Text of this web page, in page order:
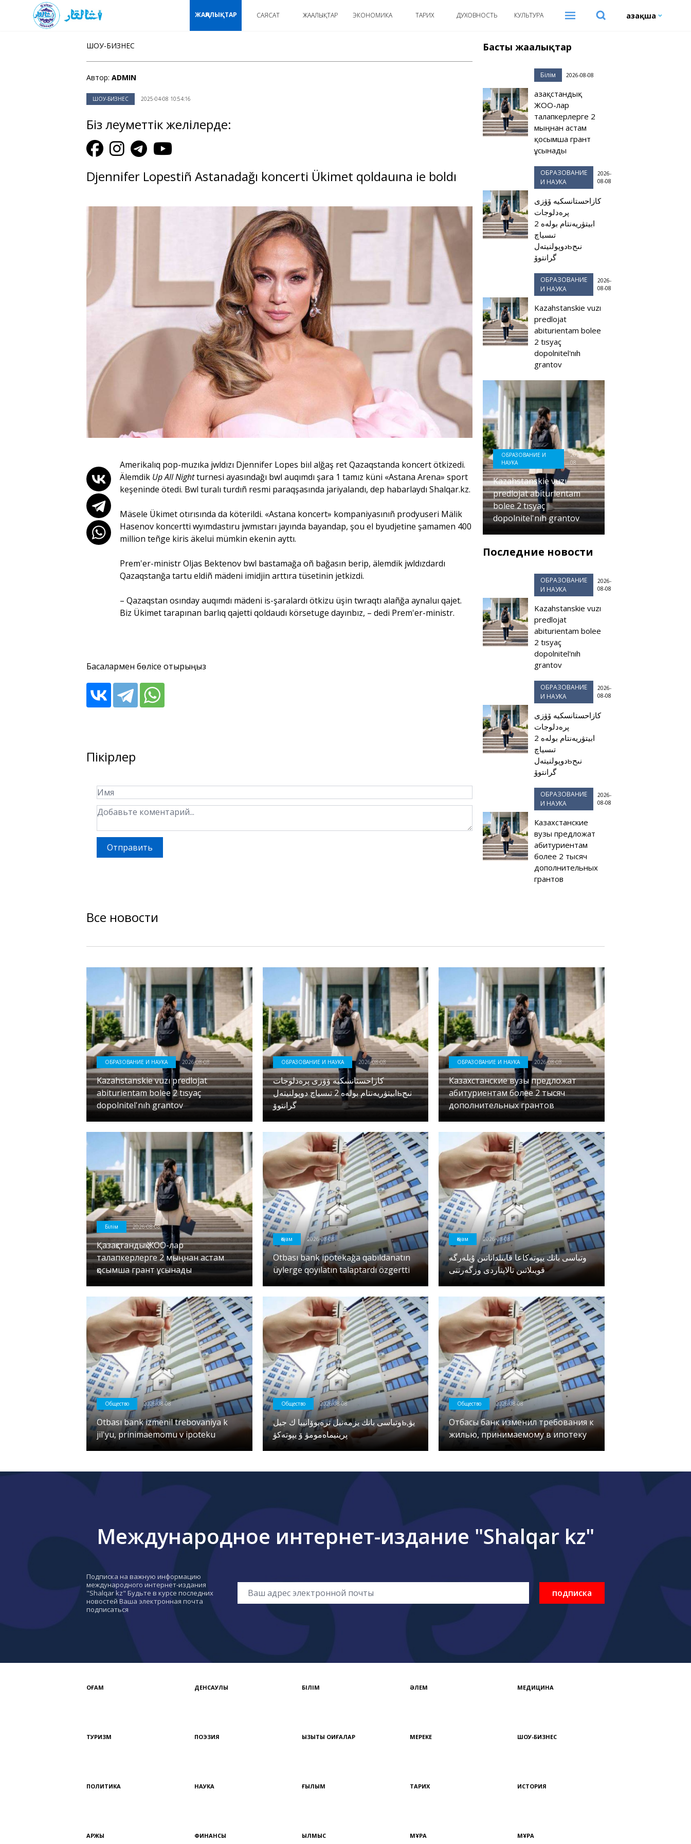
ЖАҢАЛЫҚТАР САЯСАТ ЖАҢАЛЫҚТАР ЭКОНОМИКА ТАРИХ ДУХОВНОСТЬ КУЛЬТУРА Қазақша
ШОУ-БИЗНЕС
Автор: ADMIN
ШОУ-БИЗНЕС 2025-04-08 10:54:16
Біз әлеуметтік желілерде:
Djennifer Lopestiñ Astanadağı koncerti Ükimet qoldauına ie boldı
Amerikalıq pop-muzıka jwldızı Djennifer Lopes biıl alğaş ret Qazaqstanda koncert ötkizedi.
Älemdik Up All Nightturnesi ayasındağı bwl auqımdı şara 1 tamız küni «Astana Arena» sport
keşeninde ötedi. Bwl turalı turdıñ resmi paraqşasında jariyalandı, dep habarlaydı Shalqar.kz.
Mäsele Ükimet otırısında da köterildi. «Astana koncert» kompaniyasınıñ prodyuseri Mälik
Hasenov koncertti wyımdastıru jwmıstarı jayında bayandap, şou el byudjetine şamamen 400
million teñge kiris äkelui mümkin ekenin ayttı.
Prem'er-ministr Oljas Bektenov bwl bastamağa oñ bağasın berip, älemdik jwldızdardı
Qazaqstanğa tartu eldiñ mädeni imidjin arttıra tüsetinin jetkizdi.
– Qazaqstan osınday auqımdı mädeni is-şaralardı ötkizu üşin twraqtı alañğa aynaluı qajet.
Biz Ükimet tarapınan barlıq qajetti qoldaudı körsetuge dayınbız, – dedi Prem'er-ministr.
Басқалармен бөлісе отырыңыз
Пікірлер
Отправить
Басты жаңалықтар
Білім 2026-08-08
Қазақстандық
ЖОО-лар
талапкерлерге 2
мыңнан астам
қосымша грант
ұсынады
ОБРАЗОВАНИЕ
И НАУКА
2026-
08-08
كازاحستانسكيە ۆۋزى
پرەدلوجات
ابيتۋريەنتام بولەە 2
تىسياچ
دوپولنيتەلьنىح
گرانتوۆ
ОБРАЗОВАНИЕ
И НАУКА
2026-
08-08
Kazahstanskie vuzı
predlojat
abiturientam bolee
2 tısyaç
dopolnitel'nıh
grantov
ОБРАЗОВАНИЕ И
НАУКА
2026-08-
08
Kazahstanskie vuzı
predlojat abiturientam
bolee 2 tısyaç
dopolnitel'nıh grantov
Последние новости
ОБРАЗОВАНИЕ
И НАУКА
2026-
08-08
Kazahstanskie vuzı
predlojat
abiturientam bolee
2 tısyaç
dopolnitel'nıh
grantov
ОБРАЗОВАНИЕ
И НАУКА
2026-
08-08
كازاحستانسكيە ۆۋزى
پرەدلوجات
ابيتۋريەنتام بولەە 2
تىسياچ
دوپولنيتەلьنىح
گرانتوۆ
ОБРАЗОВАНИЕ
И НАУКА
2026-
08-08
Казахстанские
вузы предложат
абитуриентам
более 2 тысяч
дополнительных
грантов
Все новости
ОБРАЗОВАНИЕ И НАУКА 2026-08-08
Kazahstanskie vuzı predlojat
abiturientam bolee 2 tısyaç
dopolnitel'nıh grantov
ОБРАЗОВАНИЕ И НАУКА 2026-08-08
كازاحستانسكيە ۆۋزى پرەدلوجات
ابيتۋريەنتام بولەە 2 تىسياچ دوپولنيتەلьنىح
گرانتوۆ
ОБРАЗОВАНИЕ И НАУКА 2026-08-08
Казахстанские вузы предложат
абитуриентам более 2 тысяч
дополнительных грантов
Білім 2026-08-08
Қазақстандық ЖОО-лар
талапкерлерге 2 мыңнан астам
қосымша грант ұсынады
Қоғам 2026-08-08
Otbası bank ipotekağa qabıldanatın
üylerge qoyılatın talaptardı özgertti
Қоғам 2026-08-08
وتباسى بانك يپوتەكاعا قابىلداناتىن ۇيلەرگە
قويىلاتىن تالاپتاردى وزگەرتتى
Общество 2026-08-08
Otbası bank izmenil trebovaniya k
jil'yu, prinimaemomu v ipoteku
Общество 2026-08-08
وتباسى بانك يزمەنيل ترەبوۆانييا ك جيلьيۋ,
پرينيماەمومۋ ۆ يپوتەكۋ
Общество 2026-08-08
Отбасы банк изменил требования к
жилью, принимаемому в ипотеку
Международное интернет-издание "Shalqar kz"
Подписка на важную информацию
международного интернет-издания
"Shalqar kz" Будьте в курсе последних
новостей Ваша электронная почта
подписаться
подписка
ҚОҒАМ ДЕНСАУЛЫҚ БІЛІМ ӘЛЕМ МЕДИЦИНА
ТУРИЗМ ПОЭЗИЯ ҚЫЗЫҚТЫ ОҚИҒАЛАР МЕРЕКЕ ШОУ-БИЗНЕС
ПОЛИТИКА НАУКА ҒЫЛЫМ ТАРИХ ИСТОРИЯ
ҚАРЖЫ ФИНАНСЫ ҚЫЛМЫС МҰРА МҰРА